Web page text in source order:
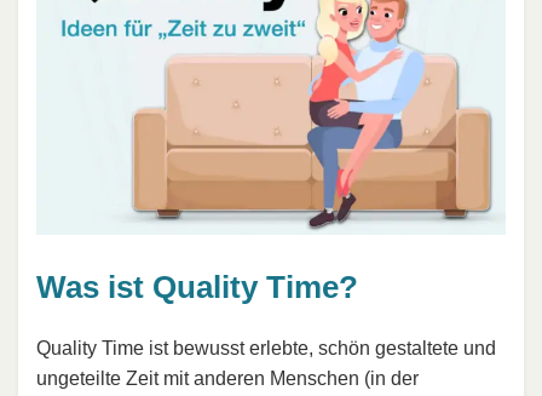
Was ist Quality Time?
Quality Time ist bewusst erlebte, schön gestaltete und
ungeteilte Zeit mit anderen Menschen (in der